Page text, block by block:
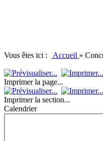
Vous êtes ici : Accueil »
Imprimer la page...
Imprimer la section...
Calendrier